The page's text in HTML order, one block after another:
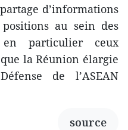
d’informations
au sein des
particulier ceux
la Réunion élargie
de l’ASEAN
source